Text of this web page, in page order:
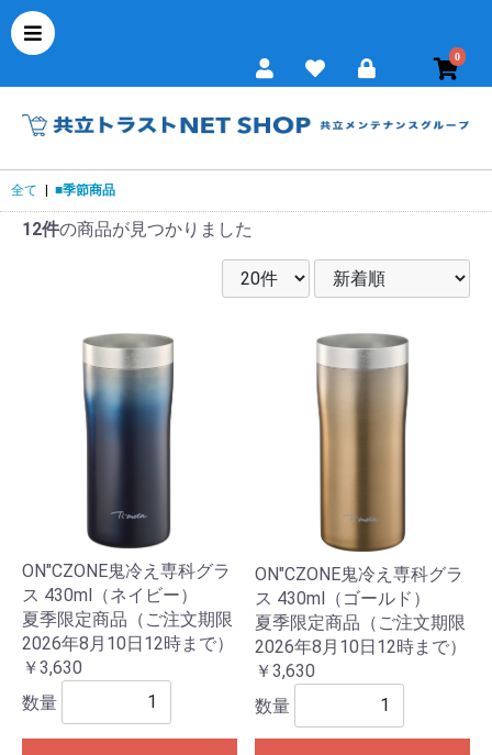
0
全て ■季節商品
12件の商品が見つかりました
ON"CZONE鬼冷え専科グラ
ス 430ml（ネイビー）
夏季限定商品（ご注文期限
2026年8月10日12時まで）
￥3,630
数量
ON"CZONE鬼冷え専科グラ
ス 430ml（ゴールド）
夏季限定商品（ご注文期限
2026年8月10日12時まで）
￥3,630
数量